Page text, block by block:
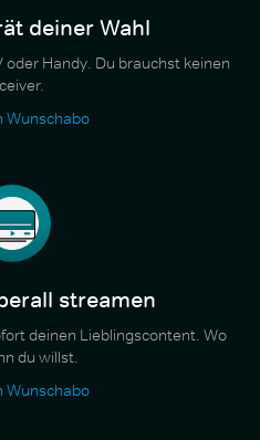
deiner Wahl
oder Handy. Du brauchst keinen
Wunschabo
streamen
deinen Lieblingscontent. Wo
du willst.
Wunschabo